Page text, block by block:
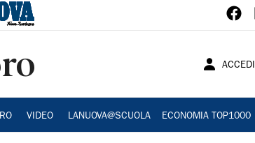
ACCEDI
VIDEO LANUOVA@SCUOLA ECONOMIA TOP1000